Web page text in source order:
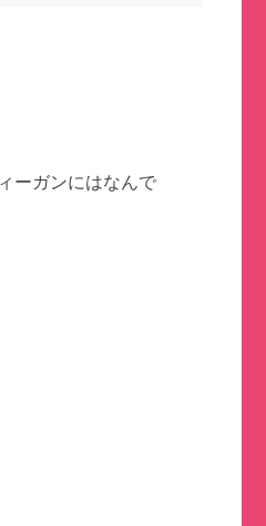
ーガンにはなんで